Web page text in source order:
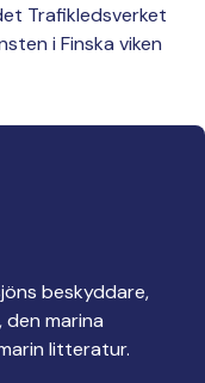
Trafikledsverket
i Finska viken
beskyddare,
marina
litteratur.